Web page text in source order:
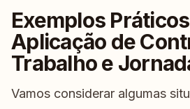
Exemplos
Aplicação de
Trabalho e
Vamos considerar algumas